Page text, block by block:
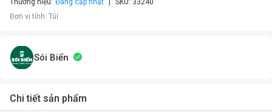
Thương hiệu: Đang cập nhật SKU: 33240
Đơn vị tính: Túi
Sói Biển
Chi tiết sản phẩm